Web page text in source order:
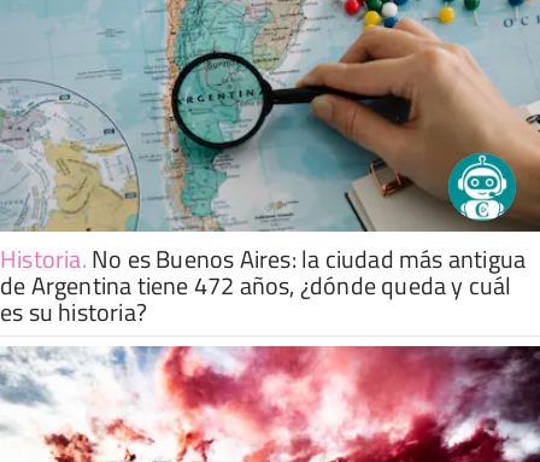
Historia.No es Buenos Aires: la ciudad más antigua
de Argentina tiene 472 años, ¿dónde queda y cuál
es su historia?